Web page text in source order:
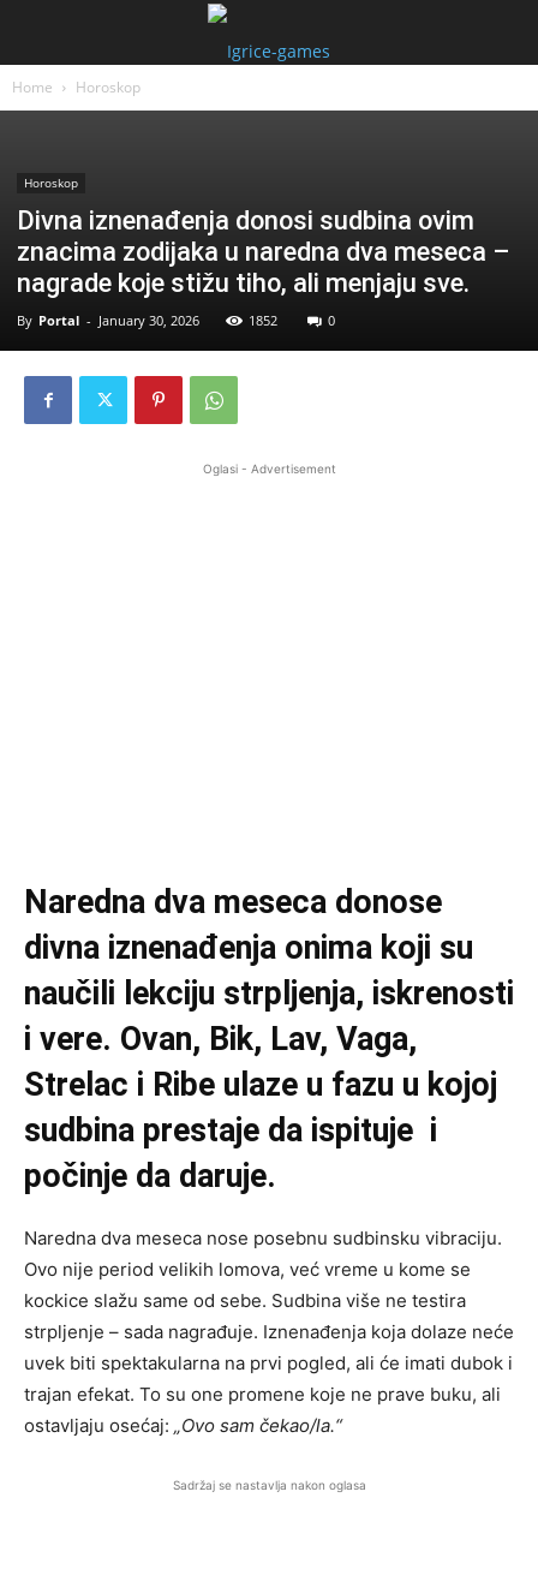
Home Horoskop
Horoskop
Divna iznenađenja donosi sudbina ovim
znacima zodijaka u naredna dva meseca –
nagrade koje stižu tiho, ali menjaju sve.
By Portal - January 30, 2026 1852 0
Oglasi - Advertisement
Naredna dva meseca donose
divna iznenađenja onima koji su
naučili lekciju strpljenja, iskrenosti
i vere. Ovan, Bik, Lav, Vaga,
Strelac i Ribe ulaze u fazu u kojoj
sudbina prestaje da ispituje i
počinje da daruje.
Naredna dva meseca nose posebnu sudbinsku vibraciju.
Ovo nije period velikih lomova, već vreme u kome se
kockice slažu same od sebe. Sudbina više ne testira
strpljenje – sada nagrađuje. Iznenađenja koja dolaze neće
uvek biti spektakularna na prvi pogled, ali će imati dubok i
trajan efekat. To su one promene koje ne prave buku, ali
ostavljaju osećaj: „Ovo sam čekao/la.“
Sadržaj se nastavlja nakon oglasa